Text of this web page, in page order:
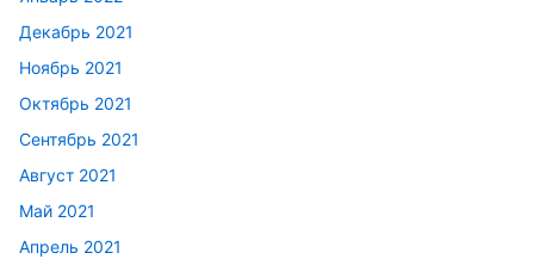
Декабрь 2021
Ноябрь 2021
Октябрь 2021
Сентябрь 2021
Август 2021
Май 2021
Апрель 2021